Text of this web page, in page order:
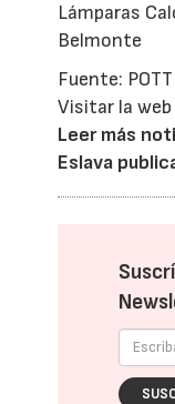
Lámparas
Belmonte
Fuente: POTT
Visitar la web
Leer más
Eslava